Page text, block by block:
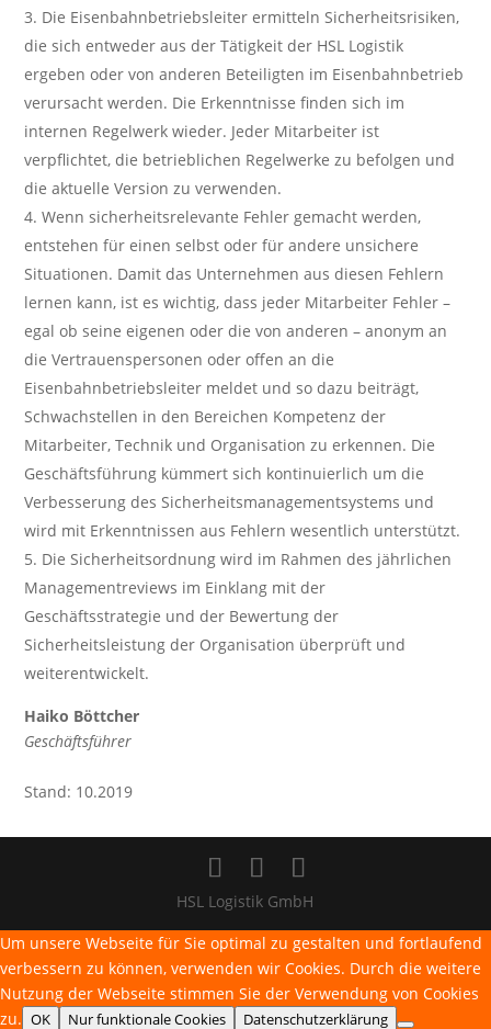
Die Eisenbahnbetriebsleiter ermitteln Sicherheitsrisiken,
die sich entweder aus der Tätigkeit der HSL Logistik
ergeben oder von anderen Beteiligten im Eisenbahnbetrieb
verursacht werden. Die Erkenntnisse finden sich im
internen Regelwerk wieder. Jeder Mitarbeiter ist
verpflichtet, die betrieblichen Regelwerke zu befolgen und
die aktuelle Version zu verwenden.
Wenn sicherheitsrelevante Fehler gemacht werden,
entstehen für einen selbst oder für andere unsichere
Situationen. Damit das Unternehmen aus diesen Fehlern
lernen kann, ist es wichtig, dass jeder Mitarbeiter Fehler –
egal ob seine eigenen oder die von anderen – anonym an
die Vertrauenspersonen oder offen an die
Eisenbahnbetriebsleiter meldet und so dazu beiträgt,
Schwachstellen in den Bereichen Kompetenz der
Mitarbeiter, Technik und Organisation zu erkennen. Die
Geschäftsführung kümmert sich kontinuierlich um die
Verbesserung des Sicherheitsmanagementsystems und
wird mit Erkenntnissen aus Fehlern wesentlich unterstützt.
Die Sicherheitsordnung wird im Rahmen des jährlichen
Managementreviews im Einklang mit der
Geschäftsstrategie und der Bewertung der
Sicherheitsleistung der Organisation überprüft und
weiterentwickelt.
Haiko Böttcher
Geschäftsführer
Stand: 10.2019
HSL Logistik GmbH
Um unsere Webseite für Sie optimal zu gestalten und fortlaufend
verbessern zu können, verwenden wir Cookies. Durch die weitere
Nutzung der Webseite stimmen Sie der Verwendung von Cookies
zu. OK Nur funktionale Cookies Datenschutzerklärung